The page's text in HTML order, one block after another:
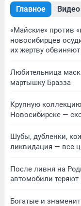
Главное Видео
«Майские» против
новосибирцев
их жертву
Любительница
мартышку Бразза
Крупную
Новосибирске —
Шубы, дубленки,
ликвидация — все
После ливня на
автомобили
Богатые и